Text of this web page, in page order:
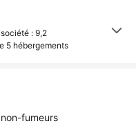
: 9,2
5 hébergements
fumeurs